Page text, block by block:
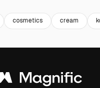
cosmetics cream